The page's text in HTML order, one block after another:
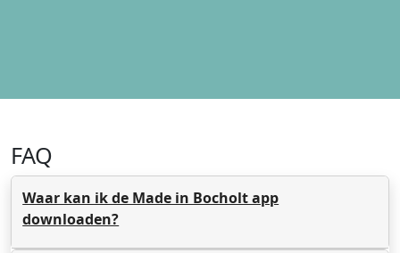
FAQ
Waar kan ik de Made in Bocholt app
downloaden?